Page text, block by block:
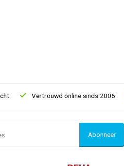
Vertrouwd online sinds 2006
Abonneer